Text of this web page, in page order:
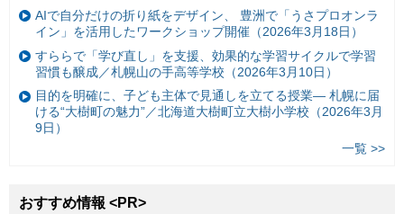
AIで自分だけの折り紙をデザイン、 豊洲で「うさプロオンラ
イン」を活用したワークショップ開催（2026年3月18日）
すららで「学び直し」を支援、効果的な学習サイクルで学習
習慣も醸成／札幌山の手高等学校（2026年3月10日）
目的を明確に、子ども主体で見通しを立てる授業— 札幌に届
ける“大樹町の魅力”／北海道大樹町立大樹小学校（2026年3月
9日）
一覧 >>
おすすめ情報 <PR>